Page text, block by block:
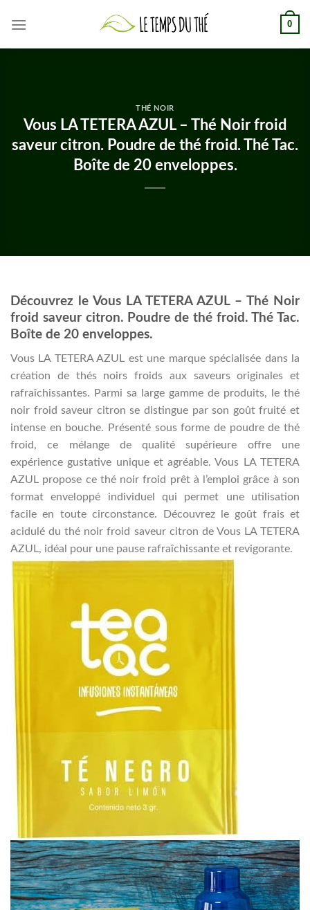
0
THÉ NOIR
Vous LA TETERA AZUL – Thé Noir froid
saveur citron. Poudre de thé froid. Thé Tac.
Boîte de 20 enveloppes.
Découvrez le Vous LA TETERA AZUL – Thé Noir
froid saveur citron. Poudre de thé froid. Thé Tac.
Boîte de 20 enveloppes.
Vous LA TETERA AZUL est une marque spécialisée dans la
création de thés noirs froids aux saveurs originales et
rafraîchissantes. Parmi sa large gamme de produits, le thé
noir froid saveur citron se distingue par son goût fruité et
intense en bouche. Présenté sous forme de poudre de thé
froid, ce mélange de qualité supérieure offre une
expérience gustative unique et agréable. Vous LA TETERA
AZUL propose ce thé noir froid prêt à l’emploi grâce à son
format enveloppé individuel qui permet une utilisation
facile en toute circonstance. Découvrez le goût frais et
acidulé du thé noir froid saveur citron de Vous LA TETERA
AZUL, idéal pour une pause rafraîchissante et revigorante.